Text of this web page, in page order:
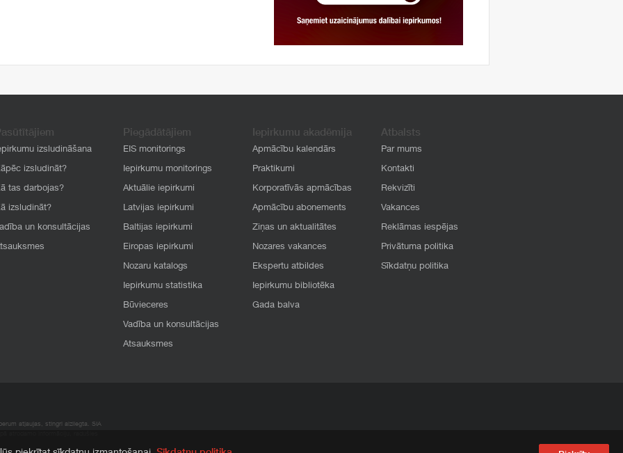
izsludināšana
izsludināt?
tas darbojas?
izsludināt?
un konsultācijas
Piegādātājiem
EIS monitorings
Iepirkumu monitorings
Aktuālie iepirkumi
Latvijas iepirkumi
Baltijas iepirkumi
Eiropas iepirkumi
Nozaru katalogs
Iepirkumu statistika
Būvieceres
Vadība un konsultācijas
Atsauksmes
Iepirkumu akadēmija
Apmācību kalendārs
Praktikumi
Korporatīvās apmācības
Apmācību abonements
Ziņas un aktualitātes
Nozares vakances
Ekspertu atbildes
Iepirkumu bibliotēka
Gada balva
Atbalsts
Par mums
Kontakti
Rekvizīti
Vakances
Reklāmas iespējas
Privātuma politika
Sīkdatņu politika
atļaujas, stingri aizliegta. SIA